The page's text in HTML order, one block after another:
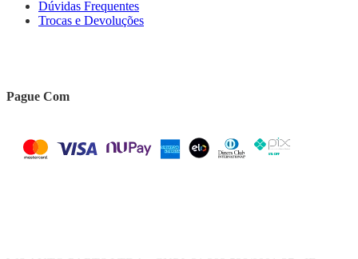
Dúvidas Frequentes
Trocas e Devoluções
Pague Com